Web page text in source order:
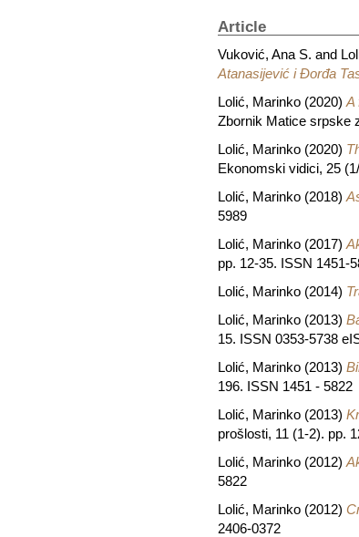
Article
Vuković, Ana S. and
Atanasijević i Đorđa
Lolić, Marinko (2020) A
Zbornik Matice srpske
Lolić, Marinko (2020)
Ekonomski vidici, 25
Lolić, Marinko (2018)
5989
Lolić, Marinko (2017)
pp. 12-35. ISSN 1451-
Lolić, Marinko (2014)
Lolić, Marinko (2013)
15. ISSN 0353-5738
Lolić, Marinko (2013)
196. ISSN 1451 - 5822
Lolić, Marinko (2013)
prošlosti, 11 (1-2). pp.
Lolić, Marinko (2012)
5822
Lolić, Marinko (2012)
2406-0372